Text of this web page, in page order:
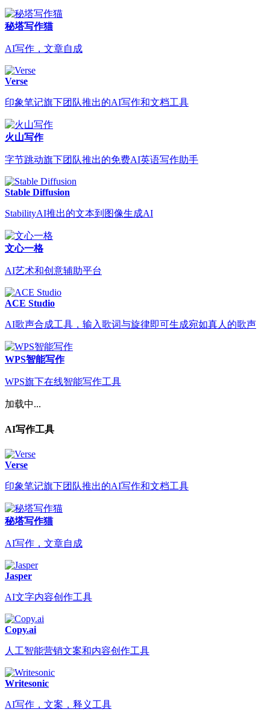
秘塔写作猫
AI写作，文章自成
Verse
印象笔记旗下团队推出的AI写作和文档工具
火山写作
字节跳动旗下团队推出的免费AI英语写作助手
Stable Diffusion
StabilityAI推出的文本到图像生成AI
文心一格
AI艺术和创意辅助平台
ACE Studio
AI歌声合成工具，输入歌词与旋律即可生成宛如真人的歌声
WPS智能写作
WPS旗下在线智能写作工具
加载中...
AI写作工具
Verse
印象笔记旗下团队推出的AI写作和文档工具
秘塔写作猫
AI写作，文章自成
Jasper
AI文字内容创作工具
Copy.ai
人工智能营销文案和内容创作工具
Writesonic
AI写作，文案，释义工具